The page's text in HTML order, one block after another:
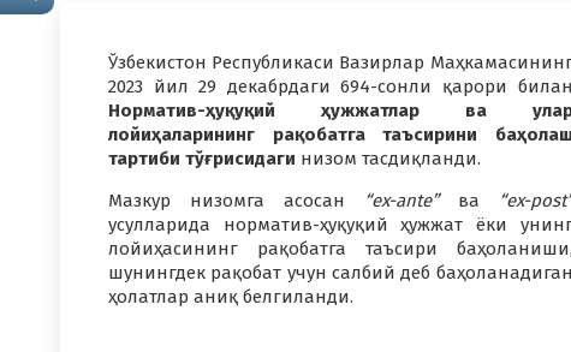
Ўзбекистон Республикаси Вазирлар
2023 йил 29 декабрдаги 694-сонли қарори билан
Норматив-ҳуқуқий ҳужжатлар ва
лойиҳаларининг рақобатга таъсирини баҳолаш
тартиби тўғрисидаги низом тасдиқланди.
Мазкур низомга асосан
“ex-ante”ва
“ex-
усулларида норматив-ҳуқуқий ҳужжат ёки
лойиҳасининг рақобатга таъсири баҳоланиши,
шунингдек рақобат учун салбий деб баҳоланадиган
ҳолатлар аниқ белгиланди.